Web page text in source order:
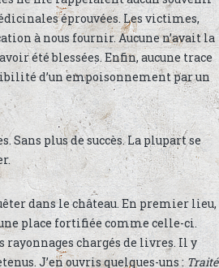
éprouvées. Les victimes,
à nous fournir. Aucune n’avait la
été blessées. Enfin, aucune trace
d’un empoisonnement par un
plus de succès. La plupart se
dans le château. En premier lieu,
place fortifiée comme celle-ci.
chargés de livres. Il y
J’en ouvris quelques-uns :Traité